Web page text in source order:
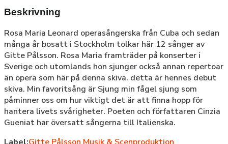
Beskrivning
Rosa Maria Leonard operasångerska från Cuba och sedan
många år bosatt i Stockholm tolkar här 12 sånger av
Gitte Pålsson. Rosa Maria framträder på konserter i
Sverige och utomlands hon sjunger också annan repertoar
än opera som här på denna skiva. detta är hennes debut
skiva. Min favoritsång är Sjung min fågel sjung som
påminner oss om hur viktigt det är att finna hopp för
hantera livets svårigheter. Poeten och författaren Cinzia
Gueniat har översatt sångerna till Italienska.
Label:Gitte Pålsson Musik & Scenproduktion